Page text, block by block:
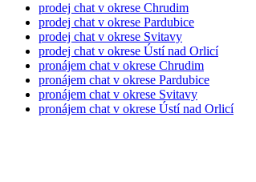
prodej chat v okrese Chrudim
prodej chat v okrese Pardubice
prodej chat v okrese Svitavy
prodej chat v okrese Ústí nad Orlicí
pronájem chat v okrese Chrudim
pronájem chat v okrese Pardubice
pronájem chat v okrese Svitavy
pronájem chat v okrese Ústí nad Orlicí